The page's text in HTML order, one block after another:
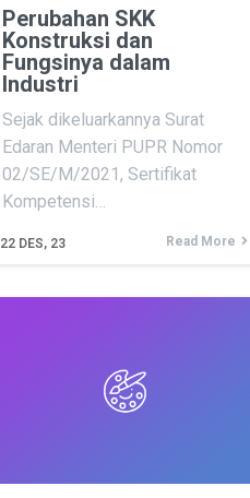
Perubahan SKK
Konstruksi dan
Fungsinya dalam
Industri
22 DES, 23
Sejak dikeluarkannya Surat
Edaran Menteri PUPR Nomor
02/SE/M/2021, Sertifikat
Kompetensi…
Read More